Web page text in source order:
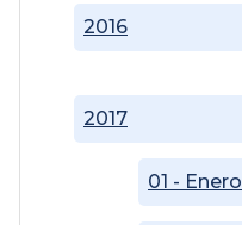
2016
2017
01 - Enero